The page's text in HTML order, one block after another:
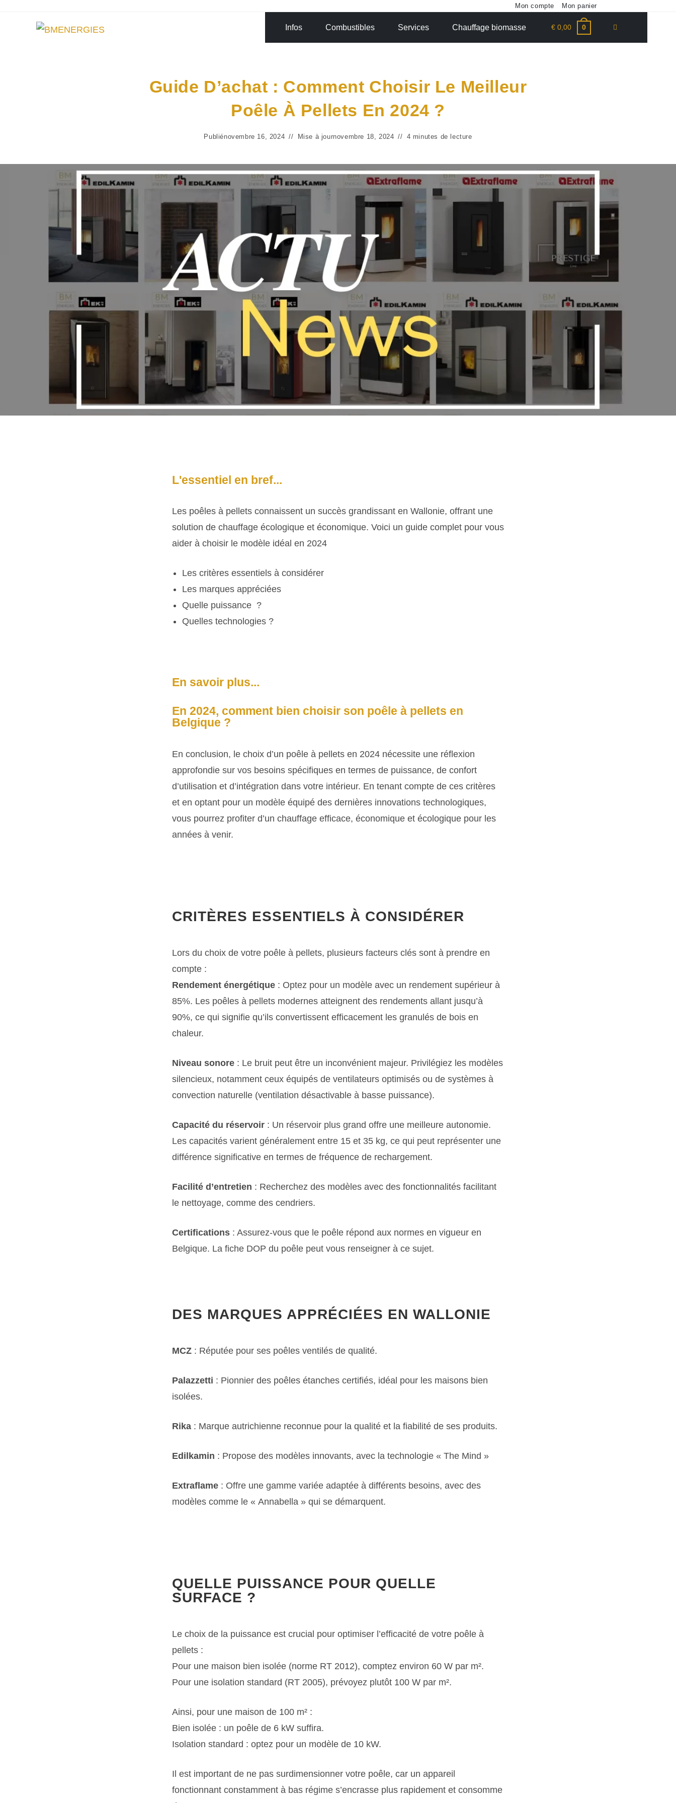
Mon compte Mon panier
Infos Combustibles Services Chauffage biomasse € 0,00 0
Guide D’achat : Comment Choisir Le Meilleur
Poêle À Pellets En 2024 ?
Publiénovembre 16, 2024 Mise à journovembre 18, 2024 4 minutes de lecture
L'essentiel en bref...
Les poêles à pellets connaissent un succès grandissant en Wallonie, offrant une
solution de chauffage écologique et économique. Voici un guide complet pour vous
aider à choisir le modèle idéal en 2024
Les critères essentiels à considérer
Les marques appréciées
Quelle puissance ?
Quelles technologies ?
En savoir plus...
En 2024, comment bien choisir son poêle à pellets en
Belgique ?
En conclusion, le choix d’un poêle à pellets en 2024 nécessite une réflexion
approfondie sur vos besoins spécifiques en termes de puissance, de confort
d’utilisation et d’intégration dans votre intérieur. En tenant compte de ces critères
et en optant pour un modèle équipé des dernières innovations technologiques,
vous pourrez profiter d’un chauffage efficace, économique et écologique pour les
années à venir.
CRITÈRES ESSENTIELS À CONSIDÉRER
Lors du choix de votre poêle à pellets, plusieurs facteurs clés sont à prendre en
compte :
Rendement énergétique : Optez pour un modèle avec un rendement supérieur à
85%. Les poêles à pellets modernes atteignent des rendements allant jusqu’à
90%, ce qui signifie qu’ils convertissent efficacement les granulés de bois en
chaleur.
Niveau sonore : Le bruit peut être un inconvénient majeur. Privilégiez les modèles
silencieux, notamment ceux équipés de ventilateurs optimisés ou de systèmes à
convection naturelle (ventilation désactivable à basse puissance).
Capacité du réservoir : Un réservoir plus grand offre une meilleure autonomie.
Les capacités varient généralement entre 15 et 35 kg, ce qui peut représenter une
différence significative en termes de fréquence de rechargement.
Facilité d’entretien : Recherchez des modèles avec des fonctionnalités facilitant
le nettoyage, comme des cendriers.
Certifications : Assurez-vous que le poêle répond aux normes en vigueur en
Belgique. La fiche DOP du poêle peut vous renseigner à ce sujet.
DES MARQUES APPRÉCIÉES EN WALLONIE
MCZ : Réputée pour ses poêles ventilés de qualité.
Palazzetti : Pionnier des poêles étanches certifiés, idéal pour les maisons bien
isolées.
Rika : Marque autrichienne reconnue pour la qualité et la fiabilité de ses produits.
Edilkamin : Propose des modèles innovants, avec la technologie « The Mind »
Extraflame : Offre une gamme variée adaptée à différents besoins, avec des
modèles comme le « Annabella » qui se démarquent.
QUELLE PUISSANCE POUR QUELLE
SURFACE ?
Le choix de la puissance est crucial pour optimiser l’efficacité de votre poêle à
pellets :
Pour une maison bien isolée (norme RT 2012), comptez environ 60 W par m².
Pour une isolation standard (RT 2005), prévoyez plutôt 100 W par m².
Ainsi, pour une maison de 100 m² :
Bien isolée : un poêle de 6 kW suffira.
Isolation standard : optez pour un modèle de 10 kW.
Il est important de ne pas surdimensionner votre poêle, car un appareil
fonctionnant constamment à bas régime s’encrasse plus rapidement et consomme